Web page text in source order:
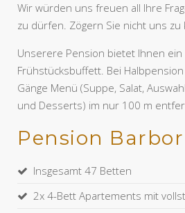
Wir würden uns freuen all Ihre
zu dürfen. Zögern Sie nicht uns zu
Unserere Pension bietet Ihnen ein
Frühstücksbuffett. Bei
Gänge Menü (Suppe, Salat,
und Desserts) im nur 100 m
Pension
Insgesamt 47 Betten
2x 4-Bett Apartements mit